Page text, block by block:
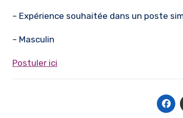
– Expérience souhaitée dans un poste
– Masculin
Postuler ici